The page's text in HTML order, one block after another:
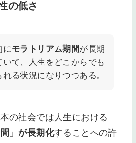
の低さ
にモラトリアム期間が長期
いて、人生をどこからでも
れる状況になりつつある。
の社会では人生における
」が長期化することへの許